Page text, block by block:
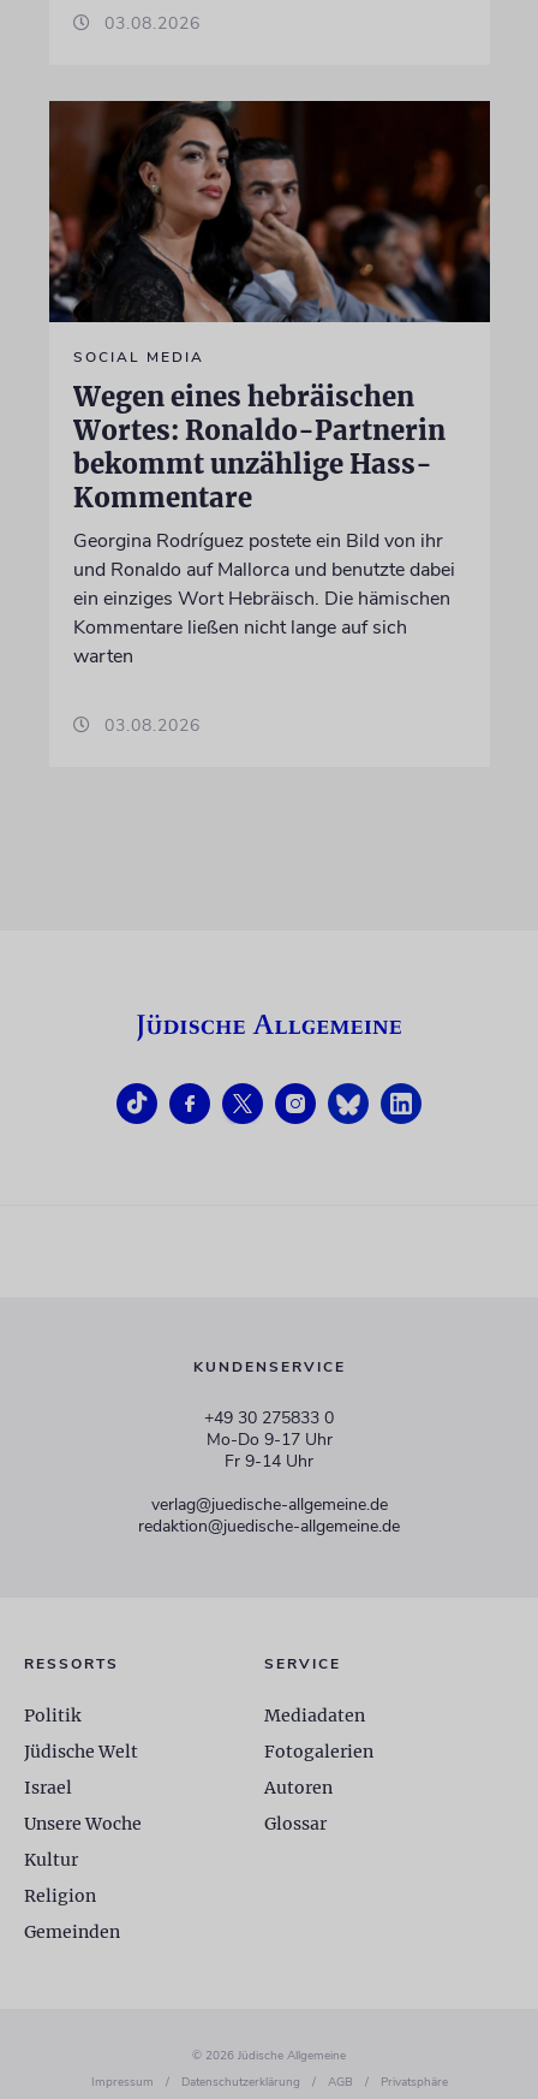
03.08.2026
SOCIAL MEDIA
Wegen eines hebräischen
Wortes: Ronaldo-Partnerin
bekommt unzählige Hass-
Kommentare
Georgina Rodríguez postete ein Bild von ihr
und Ronaldo auf Mallorca und benutzte dabei
ein einziges Wort Hebräisch. Die hämischen
Kommentare ließen nicht lange auf sich
warten
03.08.2026
KUNDENSERVICE
+49 30 275833 0
Mo-Do 9-17 Uhr
Fr 9-14 Uhr
verlag@juedische-allgemeine.de
redaktion@juedische-allgemeine.de
RESSORTS
Politik
Jüdische Welt
Israel
Unsere Woche
Kultur
Religion
Gemeinden
SERVICE
Mediadaten
Fotogalerien
Autoren
Glossar
© 2026 Jüdische Allgemeine
Impressum
/ Datenschutzerklärung / AGB / Privatsphäre